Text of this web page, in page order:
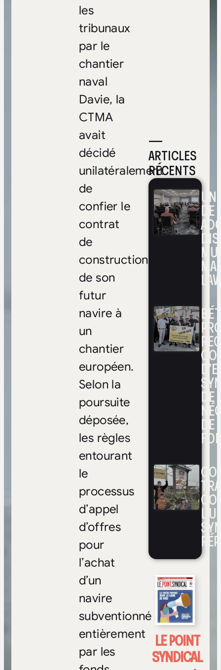
—
ARTICLES
RÉCENTS
DE
DE
DE
FOI
LE POINT
SYNDICAL
les
tribunaux
par le
chantier
naval
Davie, la
CTMA
avait
décidé
unilatéralement
de
confier le
contrat
de
construction
de son
futur
navire à
un
chantier
européen.
Selon la
poursuite
déposée,
les règles
entourant
le
processus
d’appel
d’offres
pour
l’achat
d’un
navire
subventionné
entièrement
par les